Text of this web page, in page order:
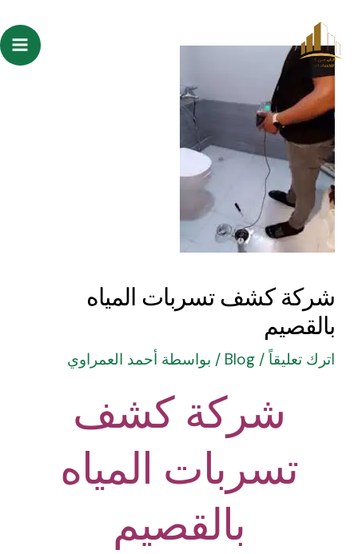
إلى
المحتوى
شركة كشف تسربات المياه
بالقصيم
اترك تعليقاً /
Blog / بواسطة أحمد العمراوي
شركة كشف
تسربات المياه
بالقصيم
navigation